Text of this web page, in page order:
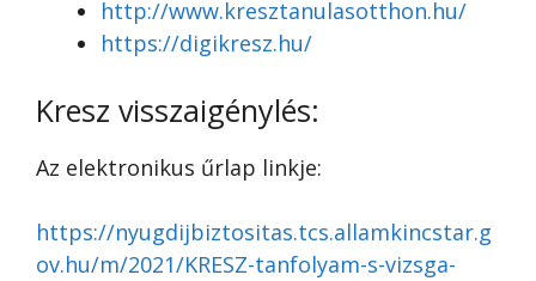
http://www.kresztanulasotthon.hu/
https://digikresz.hu/
Kresz visszaigénylés:
Az elektronikus űrlap linkje:
https://nyugdijbiztositas.tcs.allamkincstar.g
ov.hu/m/2021/KRESZ-tanfolyam-s-vizsga-